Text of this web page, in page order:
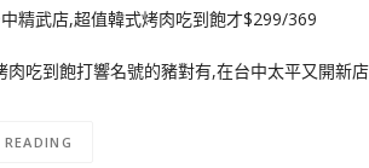
肉吃到飽打響名號的豬對有,在台中太平又開新